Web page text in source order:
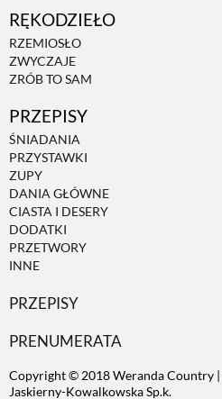
RĘKODZIEŁO
RZEMIOSŁO
ZWYCZAJE
ZRÓB TO SAM
PRZEPISY
ŚNIADANIA
PRZYSTAWKI
ZUPY
DANIA GŁÓWNE
CIASTA I DESERY
DODATKI
PRZETWORY
INNE
PRZEPISY
PRENUMERATA
Copyright © 2018 Weranda Country
Jaskierny-Kowalkowska Sp.k.
ZRÓB